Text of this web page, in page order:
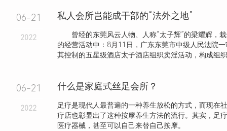
06-21
2022
私人会所岂能成干部的“法外之地”
曾经的东莞风云人物、人称“太子辉”的梁耀辉，栽
的经营活动中：8月11日，广东东莞市中级人民法院
其控制的五星级酒店太子酒店组织卖淫活动，构成组
06-21
2022
什么是家庭式丝足会所？
足疗是现代人最普遍的一种养生放松的方式，而现在
疗店也彰显出了这种按摩养生方法的流行。其实，足
医疗器械，甚至可以自己来替自己按摩。